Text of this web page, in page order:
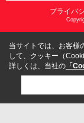
プライバ
当サイトでは、お客様
して、クッキー（
詳しくは、当社の 「